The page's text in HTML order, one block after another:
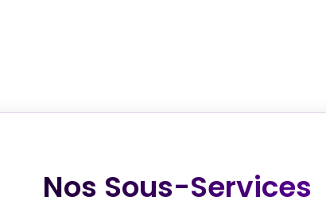
Nos Sous-Services